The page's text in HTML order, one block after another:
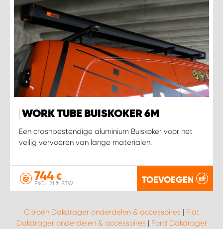
WORK TUBE BUISKOKER 6M
Een crashbestendige aluminium Buiskoker voor het
veilig vervoeren van lange materialen.
744 €
EXCL. 21 % BTW TOEVOEGEN
Citroën Dakdrager onderdelen & accessoires | Fiat
Dakdrager onderdelen & accessoires | Ford Dakdrager